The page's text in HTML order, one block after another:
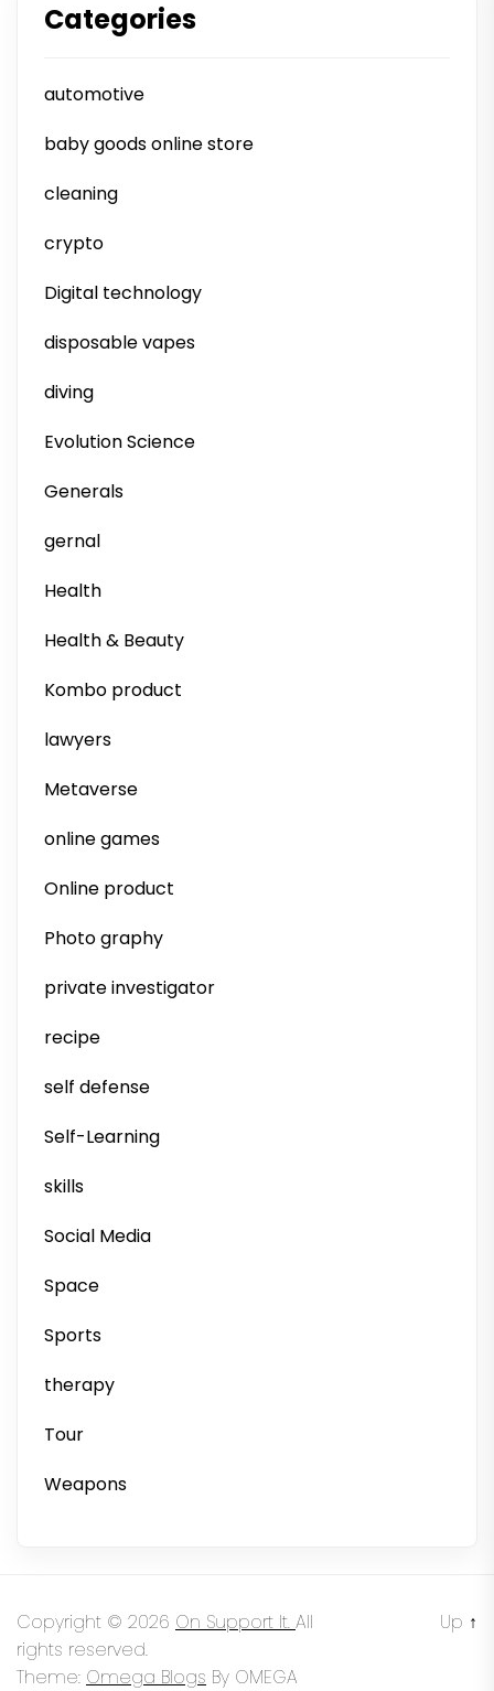
Categories
automotive
baby goods online store
cleaning
crypto
Digital technology
disposable vapes
diving
Evolution Science
Generals
gernal
Health
Health & Beauty
Kombo product
lawyers
Metaverse
online games
Online product
Photo graphy
private investigator
recipe
self defense
Self-Learning
skills
Social Media
Space
Sports
therapy
Tour
Weapons
Copyright © 2026 On Support It. All
rights reserved.
Theme: Omega Blogs By OMEGA
Up ↑